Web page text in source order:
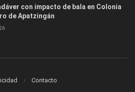
con impacto de bala en Colonia
de Apatzingán
Contacto